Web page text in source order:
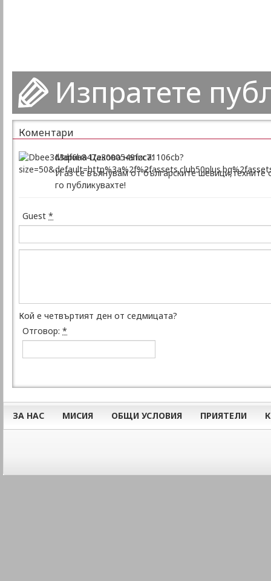
Изпратете
Коментари
Марина Цекова написа:
И аз се вълнувам от българските шевици,техните
го публикувахте!
Guest *
Кой е четвъртият ден от седмицата?
Отговор: *
ЗА НАС МИСИЯ ОБЩИ УСЛОВИЯ ПРИЯТЕЛИ